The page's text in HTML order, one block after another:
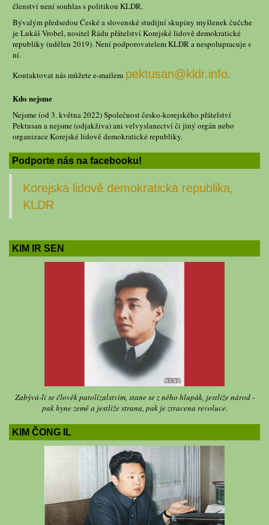
členství není souhlas s politikou KLDR.
Bývalým předsedou České a slovenské studijní skupiny myšlenek čučche
je Lukáš Vrobel, nositel Řádu přátelství Korejské lidově demokratické
republiky (udělen 2019). Není podporovatelem KLDR a nespolupracuje s
ní.
Kontaktovat nás můžete e-mailem pektusan@kldr.info.
Kdo nejsme
Nejsme (od 3. května 2022) Společnost česko-korejského přátelství
Pektusan a nejsme (odjakživa) ani velvyslanectví či jiný orgán nebo
organizace Korejské lidově demokratické republiky.
Podporte nás na facebooku!
Korejská lidově demokratická republika,
KLDR
KIM IR SEN
Zabývá-li se člověk patolízalstvím, stane se z něho hlupák, jestliže národ -
pak hyne země a jestliže strana, pak je ztracena revoluce.
KIM ČONG IL